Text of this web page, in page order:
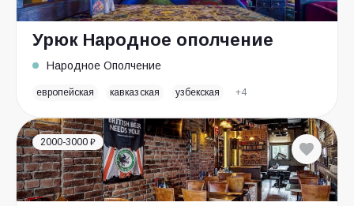
Урюк Народное ополчение
Народное Ополчение
европейская кавказская узбекская +4
2000-3000 ₽